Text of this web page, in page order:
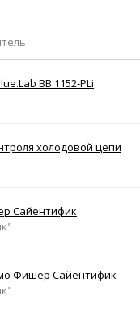
BB.1152-PLi
холодовой цепи
Сайентифик
Фишер Сайентифик